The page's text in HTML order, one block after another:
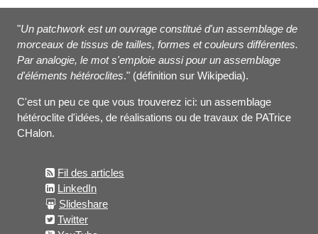
"Un patchwork est un ouvrage constitué d'un assemblage de
morceaux de tissus de tailles, formes et couleurs différentes.
Par analogie, le mot s'emploie aussi pour un assemblage
d'éléments hétéroclites." (définition sur Wikipedia).
C'est un peu ce que vous trouverez ici: un assemblage
hétéroclite d'idées, de réalisations ou de travaux de PATrice
CHalon.
Fil des articles
LinkedIn
Slideshare
Twitter